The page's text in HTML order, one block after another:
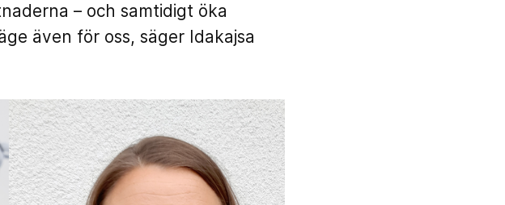
– och samtidigt öka
även för oss, säger Idakajsa